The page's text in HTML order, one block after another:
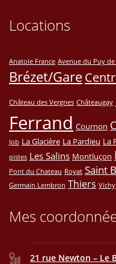
Locations
Anatole France Avenue du Puy
Brézet/Gare
Château des Vergnes Châteaugay
Ferrand Cournon
Job La Glacière La Pardieu La
pistes Les Salins Montluçon
Pont du Chateau Royat Saint
Germain Lembron Thiers Vichy
Mes
21 rue Newton – Le